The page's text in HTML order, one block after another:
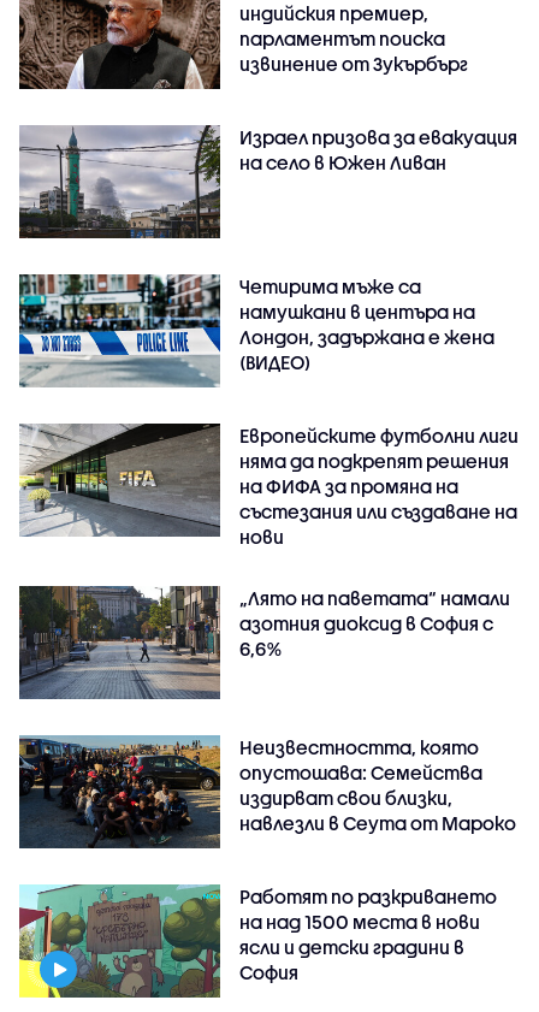
индийския премиер,
парламентът поиска
извинение от Зукърбърг
Израел призова за евакуация
на село в Южен Ливан
Четирима мъже са
намушкани в центъра на
Лондон, задържана е жена
(ВИДЕО)
Европейските футболни лиги
няма да подкрепят решения
на ФИФА за промяна на
състезания или създаване на
нови
„Лято на паветата“ намали
азотния диоксид в София с
6,6%
Неизвестността, която
опустошава: Семейства
издирват свои близки,
навлезли в Сеута от Мароко
Работят по разкриването
на над 1500 места в нови
ясли и детски градини в
София